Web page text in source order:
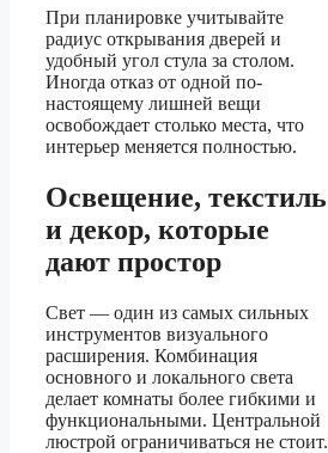
При планировке учитывайте
радиус открывания дверей и
удобный угол стула за столом.
Иногда отказ от одной по-
настоящему лишней вещи
освобождает столько места, что
интерьер меняется полностью.
Освещение, текстиль
и декор, которые
дают простор
Свет — один из самых сильных
инструментов визуального
расширения. Комбинация
основного и локального света
делает комнаты более гибкими и
функциональными. Центральной
люстрой ограничиваться не стоит.